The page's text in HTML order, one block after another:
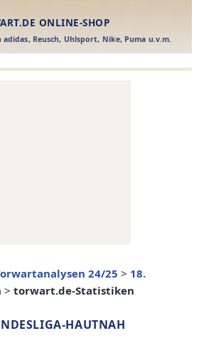
24/25 > 18.
> torwart.de-Statistiken
HAUTNAH